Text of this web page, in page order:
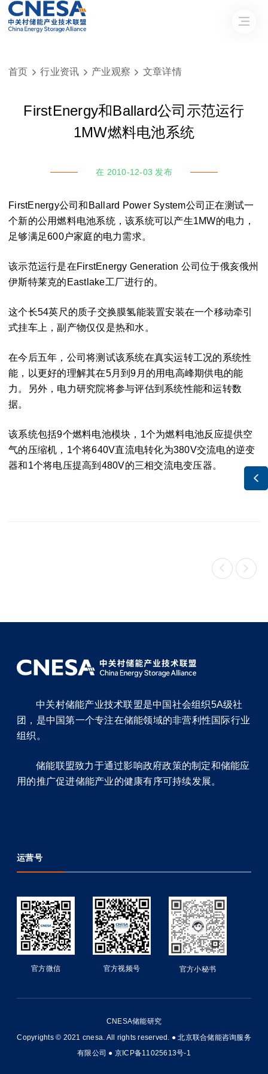

首页  行业资讯  产业观察  文章详情
FirstEnergy和Ballard公司示范运行
1MW燃料电池系统
在 2010-12-03 发布
FirstEnergy公司和Ballard Power System公司正在测试一
个新的公用燃料电池系统，该系统可以产生1MW的电力，
足够满足600户家庭的电力需求。
该示范运行是在FirstEnergy Generation 公司位于俄亥俄州
伊斯特莱克的Eastlake工厂进行的。
这个长54英尺的质子交换膜氢能装置安装在一个移动牵引
式挂车上，副产物仅仅是热和水。
在今后五年，公司将测试该系统在真实运转工况的系统性
能，以更好的理解其在5月到9月的用电高峰期供电的能
力。另外，电力研究院将参与评估到系统性能和运转数
据。
该系统包括9个燃料电池模块，1个为燃料电池反应提供空
气的压缩机，1个将640V直流电转化为380V交流电的逆变
器和1个将电压提高到480V的三相交流电变压器。
 
中关村储能产业技术联盟是中国社会组织5A级社
团，是中国第一个专注在储能领域的非营利性国际行业
组织。
储能联盟致力于通过影响政府政策的制定和储能应
用的推广促进储能产业的健康有序可持续发展。
运营号
官方微信 官方视频号 官方小秘书
CNESA储能研究
友
Copyrights © 2021 cnesa. All rights reserved. ● 北京联合储能咨询服务
有限公司 ● 京ICP备11025613号-1